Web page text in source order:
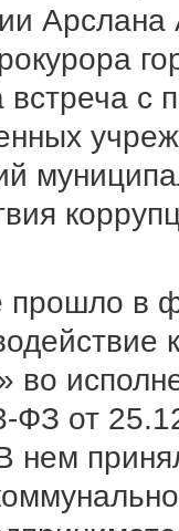
Арслана
встреча с
прошло в
во
от
нем